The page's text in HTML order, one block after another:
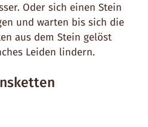
Oder sich einen Stein
und warten bis sich die
aus dem Stein gelöst
Leiden lindern.